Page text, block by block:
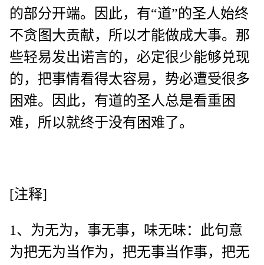
的部分开端。因此，有“道”的圣人始终
不贪图大贡献，所以才能做成大事。那
些轻易发出诺言的，必定很少能够兑现
的，把事情看得太容易，势必遭受很多
困难。因此，有道的圣人总是看重困
难，所以就终于没有困难了。
[注释]
1、为无为，事无事，味无味：此句意
为把无为当作为，把无事当作事，把无